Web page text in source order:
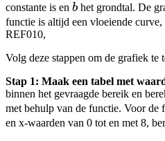
constante is en b
b het grondtal. De
functie is altijd een vloeiende
REF010,
Volg deze stappen om de grafiek te
Stap 1: Maak een tabel met
binnen het gevraagde bereik en
met behulp van de functie. Voor de
en x-waarden van 0 tot en met 8,